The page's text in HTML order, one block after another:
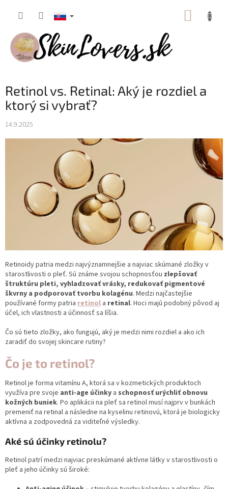
Retinol vs. Retinal: Aký je rozdiel a
ktorý si vybrať?
14.9.2025
Retinoidy patria medzi najvýznamnejšie a najviac skúmané zložky v
starostlivosti o pleť. Sú známe svojou schopnosťou zlepšovať
štruktúru pleti, vyhladzovať vrásky, redukovať pigmentové
škvrny a podporovať tvorbu kolagénu. Medzi najčastejšie
používané formy patria retinol a retinal. Hoci majú podobný pôvod aj
účel, ich vlastnosti a účinnosť sa líšia.
Čo sú tieto zložky, ako fungujú, aký je medzi nimi rozdiel a ako ich
zaradiť do svojej skincare rutiny?
Čo je to retinol?
Retinol je forma vitamínu A, ktorá sa v kozmetických produktoch
využíva pre svoje anti-age účinky a schopnosť urýchliť obnovu
kožných buniek. Po aplikácii na pleť sa retinol musí najprv v bunkách
premeniť na retinal a následne na kyselinu retinovú, ktorá je biologicky
aktívna a zodpovedná za viditeľné výsledky.
Aké sú účinky retinolu?
Retinol patrí medzi najviac preskúmané aktívne látky v starostlivosti o
pleť a jeho účinky sú široké: